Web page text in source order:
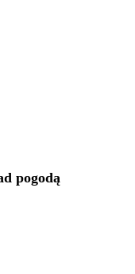
pogodą